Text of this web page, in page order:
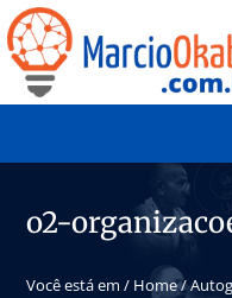
o2-
Você está em / Home/